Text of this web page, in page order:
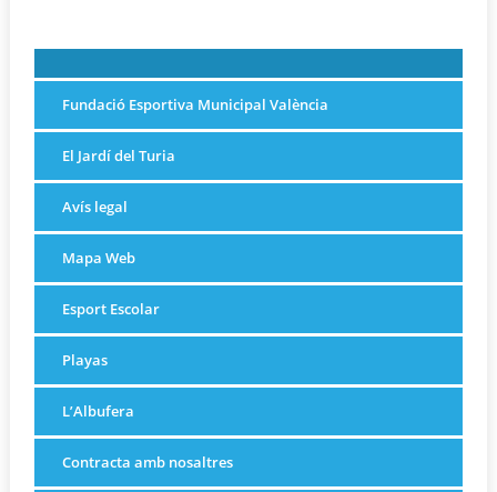
Fundació Esportiva Municipal València
El Jardí del Turia
Avís legal
Mapa Web
Esport Escolar
Playas
L’Albufera
Contracta amb nosaltres